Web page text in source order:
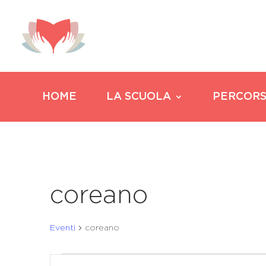
HOME LA SCUOLA
coreano
Eventi coreano